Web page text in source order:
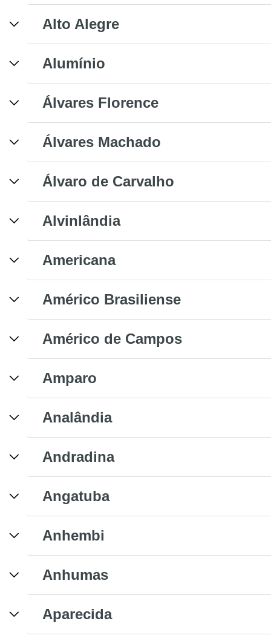
Alto Alegre
Alumínio
Álvares Florence
Álvares Machado
Álvaro de Carvalho
Alvinlândia
Americana
Américo Brasiliense
Américo de Campos
Amparo
Analândia
Andradina
Angatuba
Anhembi
Anhumas
Aparecida